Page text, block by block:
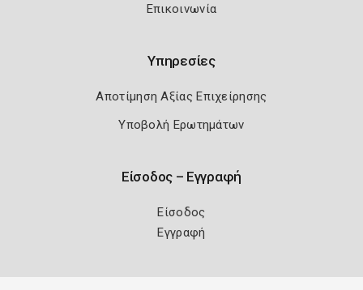
Επικοινωνία
Υπηρεσίες
Αποτίμηση Αξίας Επιχείρησης
Υποβολή Ερωτημάτων
Είσοδος – Εγγραφή
Είσοδος
Εγγραφή